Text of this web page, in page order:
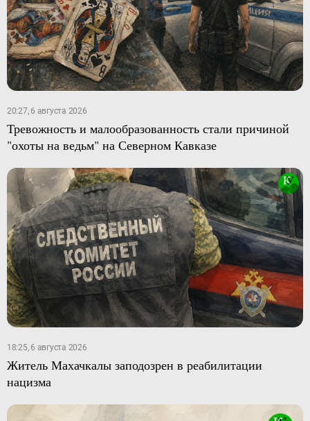
20:27, 6 августа 2026
Тревожность и малообразованность стали причиной
"охоты на ведьм" на Северном Кавказе
18:25, 6 августа 2026
Житель Махачкалы заподозрен в реабилитации
нацизма